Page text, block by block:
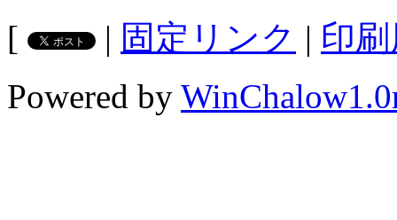
[
| 固定リンク | 印
Powered by